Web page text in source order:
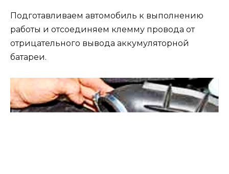
Подготавливаем автомобиль к выполнению
работы и отсоединяем клемму провода от
отрицательного вывода аккумуляторной
батареи.